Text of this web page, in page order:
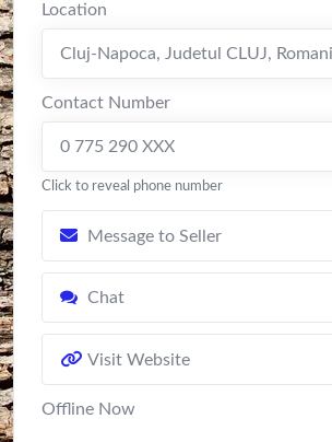
Location
Cluj-Napoca, Judetul CLUJ,
Contact Number
0 775 290 XXX
Click to reveal phone number
Message to Seller
Chat
Visit Website
Offline Now